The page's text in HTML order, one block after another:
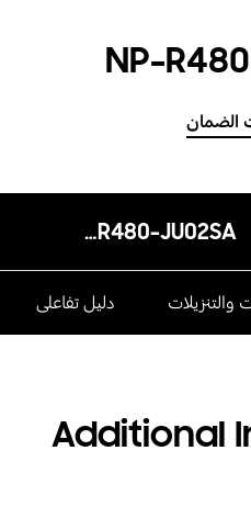
NP-
الضمان
NP-R480-JU02SA
والتنزيلات دليل تفاعلى
Additional